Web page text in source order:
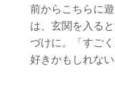
前からこちらに
は、玄関を入る
づけに。「すご
好きかもしれな